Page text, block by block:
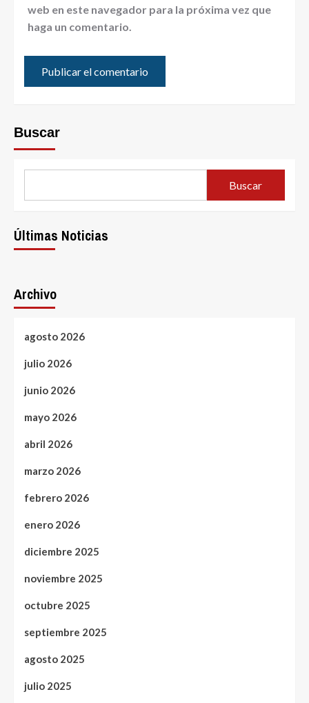
web en este navegador para la próxima vez que
haga un comentario.
Buscar
Buscar
Últimas Noticias
Archivo
agosto 2026
julio 2026
junio 2026
mayo 2026
abril 2026
marzo 2026
febrero 2026
enero 2026
diciembre 2025
noviembre 2025
octubre 2025
septiembre 2025
agosto 2025
julio 2025